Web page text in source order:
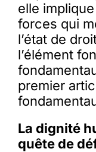
elle
forces qui
l’état de
l’élément
premier
La dignité
quête de